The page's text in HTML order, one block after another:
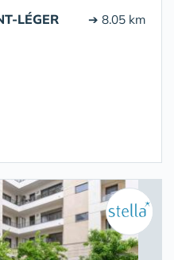
LÉGER ➔ 8.05 km